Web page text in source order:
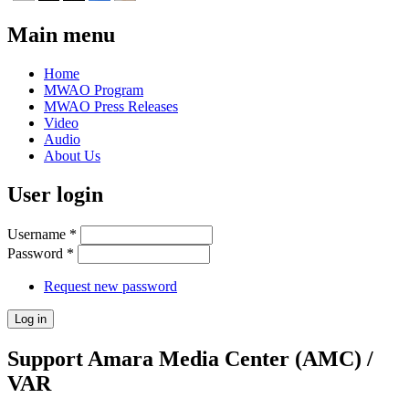
Main menu
Home
MWAO Program
MWAO Press Releases
Video
Audio
About Us
User login
Username *
Password *
Request new password
Support Amara Media Center (AMC) /
VAR